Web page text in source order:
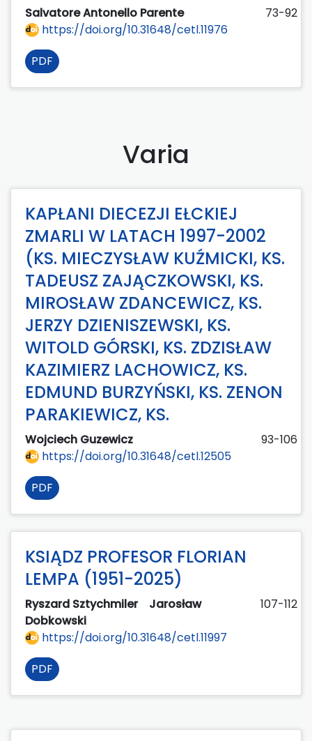
Salvatore Antonello Parente
73-92
https://doi.org/10.31648/cetl.11976
PDF
Varia
KAPŁANI DIECEZJI EŁCKIEJ
ZMARLI W LATACH 1997-2002
(KS. MIECZYSŁAW KUŹMICKI, KS.
TADEUSZ ZAJĄCZKOWSKI, KS.
MIROSŁAW ZDANCEWICZ, KS.
JERZY DZIENISZEWSKI, KS.
WITOLD GÓRSKI, KS. ZDZISŁAW
KAZIMIERZ LACHOWICZ, KS.
EDMUND BURZYŃSKI, KS. ZENON
PARAKIEWICZ, KS.
Wojciech Guzewicz
93-106
https://doi.org/10.31648/cetl.12505
PDF
KSIĄDZ PROFESOR FLORIAN
LEMPA (1951-2025)
Ryszard Sztychmiler
Jarosław
Dobkowski
107-112
https://doi.org/10.31648/cetl.11997
PDF